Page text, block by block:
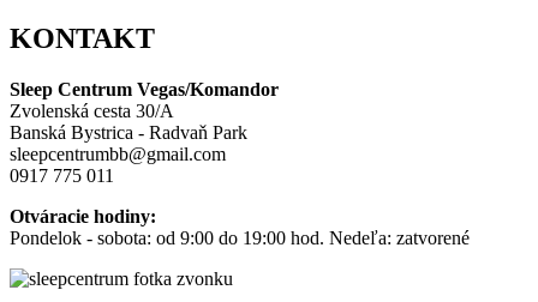
KONTAKT
Sleep Centrum Vegas/Komandor
Zvolenská cesta 30/A
Banská Bystrica - Radvaň Park
sleepcentrumbb@gmail.com
0917 775 011
Otváracie hodiny:
Pondelok - sobota: od 9:00 do 19:00 hod. Nedeľa: zatvorené